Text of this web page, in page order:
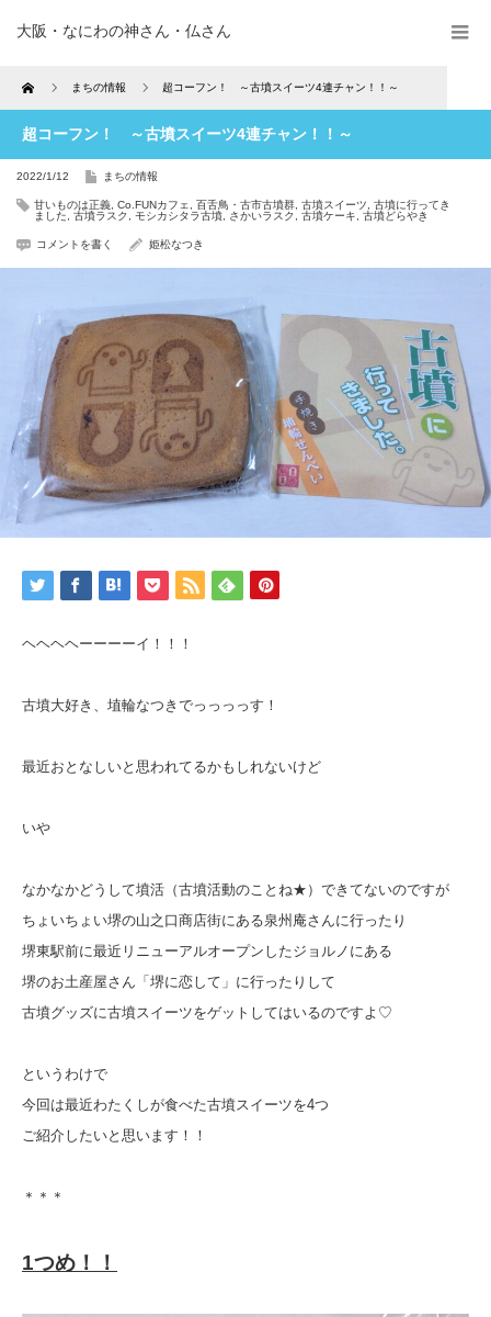
大阪・なにわの神さん・仏さん
Home まちの情報 超コーフン！ ～古墳スイーツ4連チャン！！～
超コーフン！ ～古墳スイーツ4連チャン！！～
2022/1/12 まちの情報
甘いものは正義 Co.FUNカフェ 百舌鳥・古市古墳群 古墳スイーツ
古墳に行ってき
ました
古墳ラスク モシカシタラ古墳 さかいラスク 古墳ケーキ 古墳どらやき
コメントを書く 姫松なつき
ヘヘヘヘーーーーイ！！！
古墳大好き、埴輪なつきでっっっっす！
最近おとなしいと思われてるかもしれないけど
いや
なかなかどうして墳活（古墳活動のことね★）できてないのですが
ちょいちょい堺の山之口商店街にある泉州庵さんに行ったり
堺東駅前に最近リニューアルオープンしたジョルノにある
堺のお土産屋さん「堺に恋して」に行ったりして
古墳グッズに古墳スイーツをゲットしてはいるのですよ♡
というわけで
今回は最近わたくしが食べた古墳スイーツを4つ
ご紹介したいと思います！！
＊＊＊
1つめ！！